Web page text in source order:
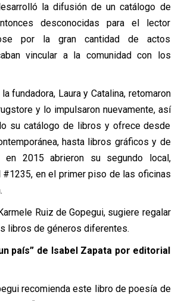
la difusión de un catálogo de
desconocidas para el lector
por la gran cantidad de actos
vincular a la comunidad con los
fundadora, Laura y Catalina, retomaron
y lo impulsaron nuevamente, así
su catálogo de libros y ofrece desde
hasta libros gráficos y de
en 2015 abrieron su segundo local,
#1235, en el primer piso de las oficinas
Ruiz de Gopegui, sugiere regalar
libros de géneros diferentes.
país” de Isabel Zapata por editorial
recomienda este libro de poesía de